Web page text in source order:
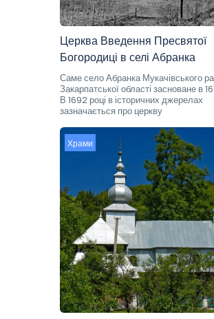
Церква Введення Пресвятої
Богородиці в селі Абранка
Саме село Абранка Мукачівського
Закарпатської області засноване в
В 1692 році в історичних джерелах
зазначається про церкву
Храми